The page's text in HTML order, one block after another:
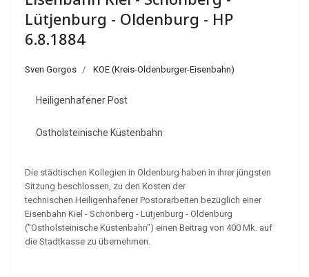
Lütjenburg - Oldenburg - HP
6.8.1884
Sven Gorgos KOE (Kreis-Oldenburger-Eisenbahn)
Heiligenhafener Post
Ostholsteinische Küstenbahn
Die städtischen Kollegien in Oldenburg haben in ihrer jüngsten
Sitzung beschlossen, zu den Kosten der
technischen Heiligenhafener Postorarbeiten bezüglich einer
Eisenbahn Kiel - Schönberg - Lütjenburg - Oldenburg
("Ostholsteinische Küstenbahn") einen Beitrag von 400 Mk. auf
die Stadtkasse zu übernehmen.